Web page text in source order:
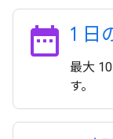
date_range 1 日
最大
す。